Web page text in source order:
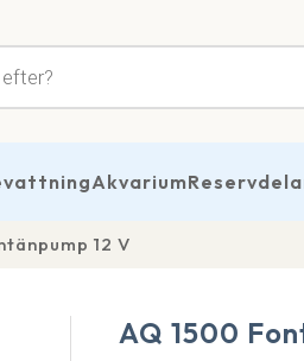
Akvarium
12 V
AQ 1500